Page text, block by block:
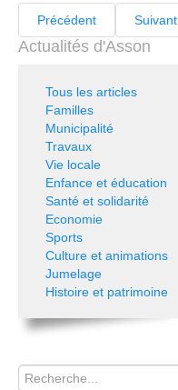
Précédent Suivant
Actualités d'Asson
Tous les articles
Familles
Municipalité
Travaux
Vie locale
Enfance et éducation
Santé et solidarité
Economie
Sports
Culture et animations
Jumelage
Histoire et patrimoine
Rechercher